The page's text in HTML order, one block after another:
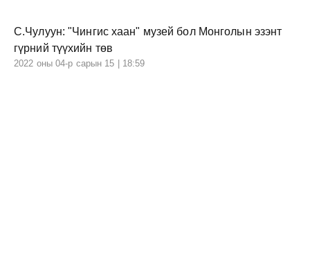
С.Чулуун: "Чингис хаан" музей бол Монголын эзэнт
гүрний түүхийн төв
2022 оны 04-р сарын 15 | 18:59